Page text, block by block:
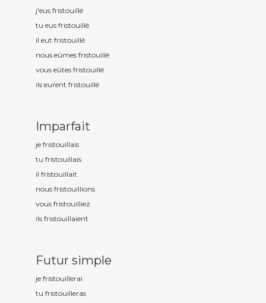
j'eus fristouillé
tu eus fristouillé
il eut fristouillé
nous eûmes fristouillé
vous eûtes fristouillé
ils eurent fristouillé
Imparfait
je fristouillais
tu fristouillais
il fristouillait
nous fristouillions
vous fristouilliez
ils fristouillaient
Futur simple
je fristouillerai
tu fristouilleras